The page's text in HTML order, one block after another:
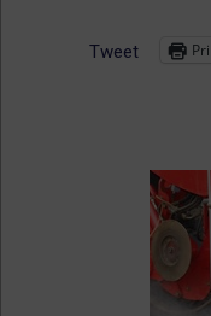
Tweet